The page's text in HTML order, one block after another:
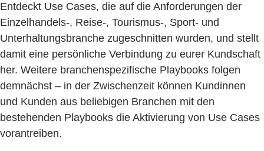
Entdeckt Use Cases, die auf die Anforderungen der
Einzelhandels-, Reise-, Tourismus-, Sport- und
Unterhaltungsbranche zugeschnitten wurden, und stellt
damit eine persönliche Verbindung zu eurer Kundschaft
her. Weitere branchenspezifische Playbooks folgen
demnächst – in der Zwischenzeit können Kundinnen
und Kunden aus beliebigen Branchen mit den
bestehenden Playbooks die Aktivierung von Use Cases
vorantreiben.